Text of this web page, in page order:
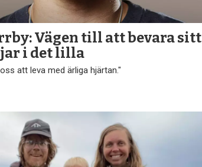
Vägen till att bevara sitt
i det lilla
att leva med ärliga hjärtan."